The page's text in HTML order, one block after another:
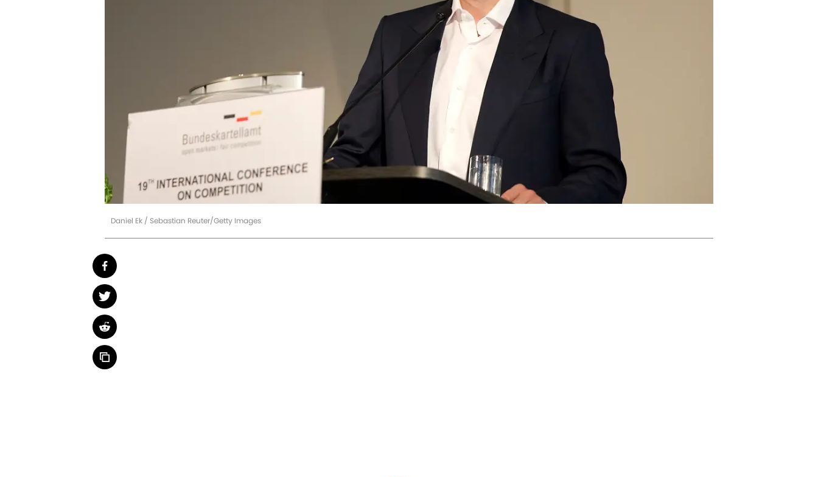
Daniel Ek / Sebastian Reuter/Getty Images